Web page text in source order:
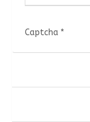
Captcha*